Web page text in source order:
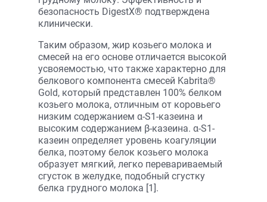
безопасность DigestX® подтверждена
клинически.
Таким образом, жир козьего молока и
смесей на его основе отличается высокой
усвояемостью, что также характерно для
белкового компонента смесей Kabrita®
Gold, который представлен 100% белком
козьего молока, отличным от коровьего
низким содержанием α-S1-казеина и
высоким содержанием β-казеина. α-S1-
казеин определяет уровень коагуляции
белка, поэтому белок козьего молока
образует мягкий, легко перевариваемый
сгусток в желудке, подобный сгустку
белка грудного молока [1].